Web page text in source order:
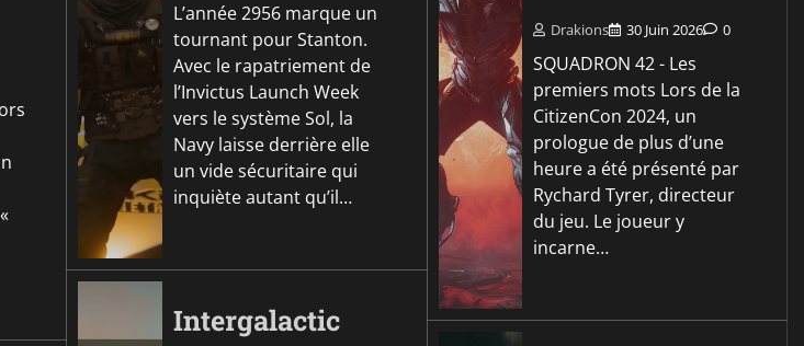
L’année 2956 marque un
tournant pour Stanton.
Avec le rapatriement de
l’Invictus Launch Week
vers le système Sol, la
Navy laisse derrière elle
un vide sécuritaire qui
inquiète autant qu’il…
Intergalactic
Drakions 30 Juin 2026 0
SQUADRON 42 - Les
premiers mots Lors de la
CitizenCon 2024, un
prologue de plus d’une
heure a été présenté par
Rychard Tyrer, directeur
du jeu. Le joueur y
incarne…